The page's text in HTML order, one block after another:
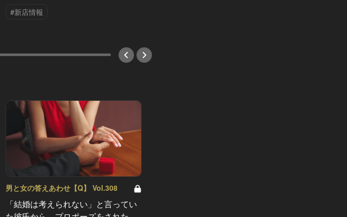
#新店情報
男と女の答えあわせ【Q】 Vol.308
「結婚は考えられない」と言ってい